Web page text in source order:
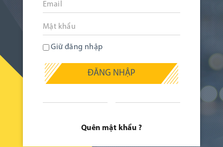
Giữ đăng nhập
ĐĂNG NHẬP
Quên mật khẩu ?